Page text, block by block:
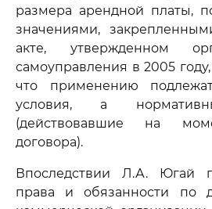
размера арендной платы,
значениями,
акте, утвержденном
самоуправления в 2005
что применению
условия, а
(действовавшие на
договора).
Впоследствии Л.А. Югай
права и обязанности по